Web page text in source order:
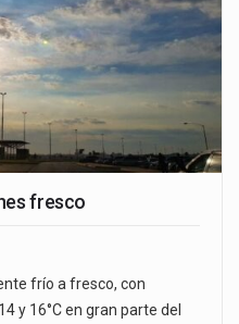
fresco
frío a fresco, con
y 16°C en gran parte del